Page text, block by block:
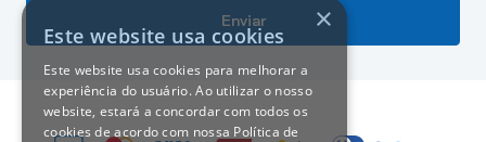
Enviar ×
Este website usa cookies
Este website usa cookies para melhorar a
experiência do usuário. Ao utilizar o nosso
website, estará a concordar com todos os
cookies de acordo com nossa Política de